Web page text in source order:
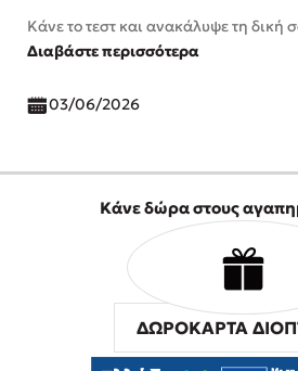
Κάνε το τεστ και ανακάλυψε τη δική
Διαβάστε περισσότερα
03/06/2026
Κάνε δώρα στους
ΔΩΡΟΚΑΡΤΑ